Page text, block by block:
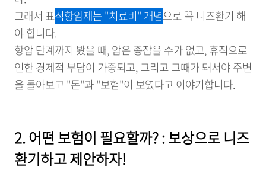
그래서 표적항암제는 "치료비" 개념으로 꼭 니즈환기 해
야 합니다.
항암 단계까지 봤을 때, 암은 종잡을 수가 없고, 휴직으로
인한 경제적 부담이 가중되고, 그리고 그때가 돼서야 주변
을 돌아보고 "돈"과 "보험"이 보였다고 이야기합니다.
2. 어떤 보험이 필요할까? : 보상으로 니즈
환기하고 제안하자!